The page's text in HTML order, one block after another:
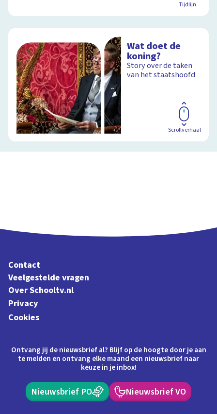
Tijdlijn
Wat doet de
koning?
Story over de taken
van het staatshoofd
Scrollverhaal
Contact
Veelgestelde vragen
Over Schooltv.nl
Privacy
Cookies
Ontvang jij de nieuwsbrief al? Blijf op de hoogte door je aan
te melden en ontvang elke maand een nieuwsbrief naar
keuze in je inbox!
Nieuwsbrief PO Nieuwsbrief VO